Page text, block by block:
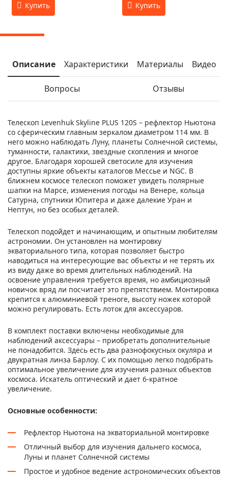
Описание Характеристики Материалы Видео
Вопросы Отзывы
Телескоп Levenhuk Skyline PLUS 120S – рефлектор Ньютона
со сферическим главным зеркалом диаметром 114 мм. В
него можно наблюдать Луну, планеты Солнечной системы,
туманности, галактики, звездные скопления и многое
другое. Благодаря хорошей светосиле для изучения
доступны яркие объекты каталогов Мессье и NGC. В
ближнем космосе телескоп поможет увидеть полярные
шапки на Марсе, изменения погоды на Венере, кольца
Сатурна, спутники Юпитера и даже далекие Уран и
Нептун, но без особых деталей.
Телескоп подойдет и начинающим, и опытным любителям
астрономии. Он установлен на монтировку
экваториального типа, которая позволяет быстро
наводиться на интересующие вас объекты и не терять их
из виду даже во время длительных наблюдений. На
освоение управления требуется время, но амбициозный
новичок вряд ли посчитает это препятствием. Монтировка
крепится к алюминиевой треноге, высоту ножек которой
можно регулировать. Есть лоток для аксессуаров.
В комплект поставки включены необходимые для
наблюдений аксессуары – приобретать дополнительные
не понадобится. Здесь есть два разнофокусных окуляра и
двукратная линза Барлоу. С их помощью легко подобрать
оптимальное увеличение для изучения разных объектов
космоса. Искатель оптический и дает 6-кратное
увеличение.
Основные особенности:
Рефлектор Ньютона на экваториальной монтировке
Отличный выбор для изучения дальнего космоса,
Луны и планет Солнечной системы
Простое и удобное ведение астрономических объектов